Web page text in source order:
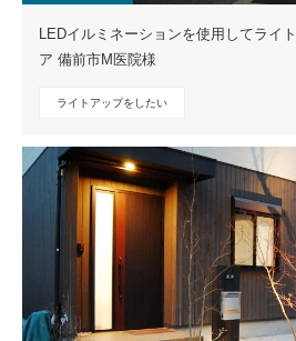
LEDイルミネーションを使用してライ
ア 備前市M医院様
ライトアップをしたい